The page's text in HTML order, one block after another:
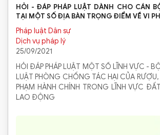
HỎI - ĐÁP PHÁP LUẬT DÀNH CHO CÁN
TẠI MỘT SỐ ĐỊA BÀN TRỌNG ĐIỂM VỀ VI
Pháp luật Dân sự
Dịch vụ pháp lý
25/09/2021
HỎI ĐÁP PHÁP LUẬT MỘT SỐ LĨNH VỰC - BỘ LUẬT HÌNH SỰ -
LUẬT PHÒNG CHỐNG TÁC HẠI CỦA RƯỢU, BIA - XỬ
PHẠM HÀNH CHÍNH TRONG LĨNH VỰC ĐẤT ĐAI - BỘ
LAO ĐỘNG